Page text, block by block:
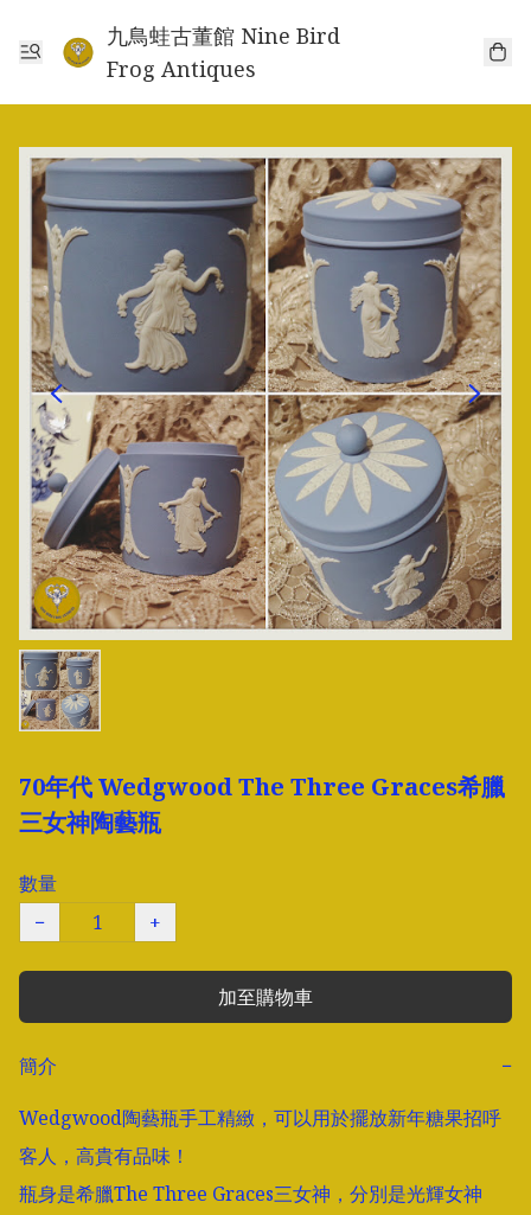
九鳥蛙古董館 Nine Bird
Frog Antiques
70年代 Wedgwood The Three Graces希臘
三女神陶藝瓶
數量
−
+
加至購物車
簡介
−
Wedgwood陶藝瓶手工精緻，可以用於擺放新年糖果招呼
客人，高貴有品味！
瓶身是希臘The Three Graces三女神，分別是光輝女神